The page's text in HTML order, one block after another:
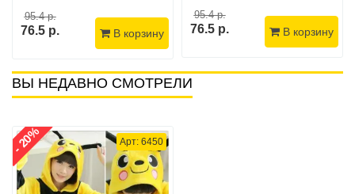
95.4 р.
76.5 р. В корзину
95.4 р.
76.5 р. В корзину
ВЫ НЕДАВНО СМОТРЕЛИ
Арт: 6450
- 20%